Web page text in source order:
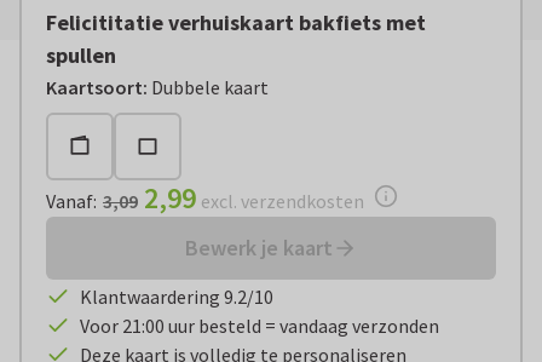
Felicititatie verhuiskaart bakfiets met
spullen
Kaartsoort: Dubbele kaart
Vanaf:€ 2,99 excl. verzendkosten
Vanaf: 3,09 2,99 excl. verzendkosten
Bewerk je kaart
Klantwaardering 9.2/10
Voor 21:00 uur besteld = vandaag verzonden
Deze kaart is volledig te personaliseren